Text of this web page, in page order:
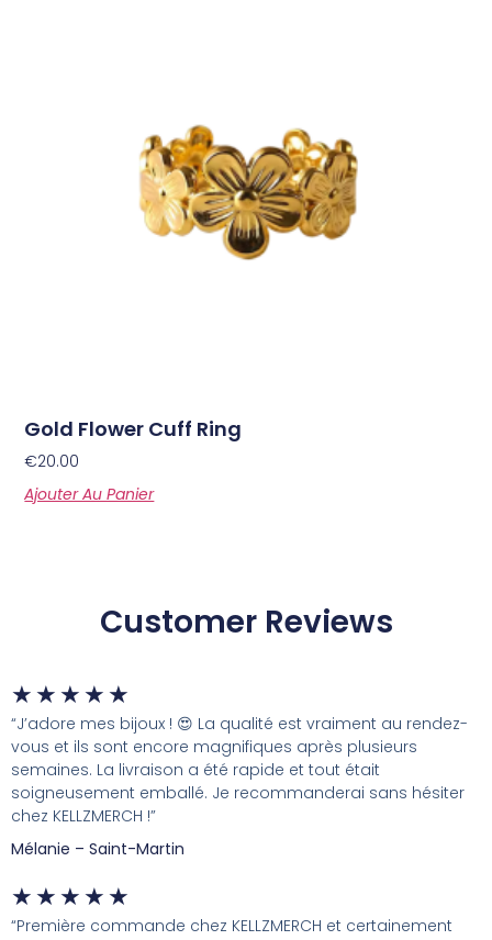
Gold Flower Cuff Ring
€20.00
Ajouter Au Panier
Customer Reviews
★ ★ ★ ★ ★
“J’adore mes bijoux ! 😍 La qualité est vraiment au rendez-
vous et ils sont encore magnifiques après plusieurs
semaines. La livraison a été rapide et tout était
soigneusement emballé. Je recommanderai sans hésiter
chez KELLZMERCH !”
Mélanie – Saint-Martin
★ ★ ★ ★ ★
“Première commande chez KELLZMERCH et certainement